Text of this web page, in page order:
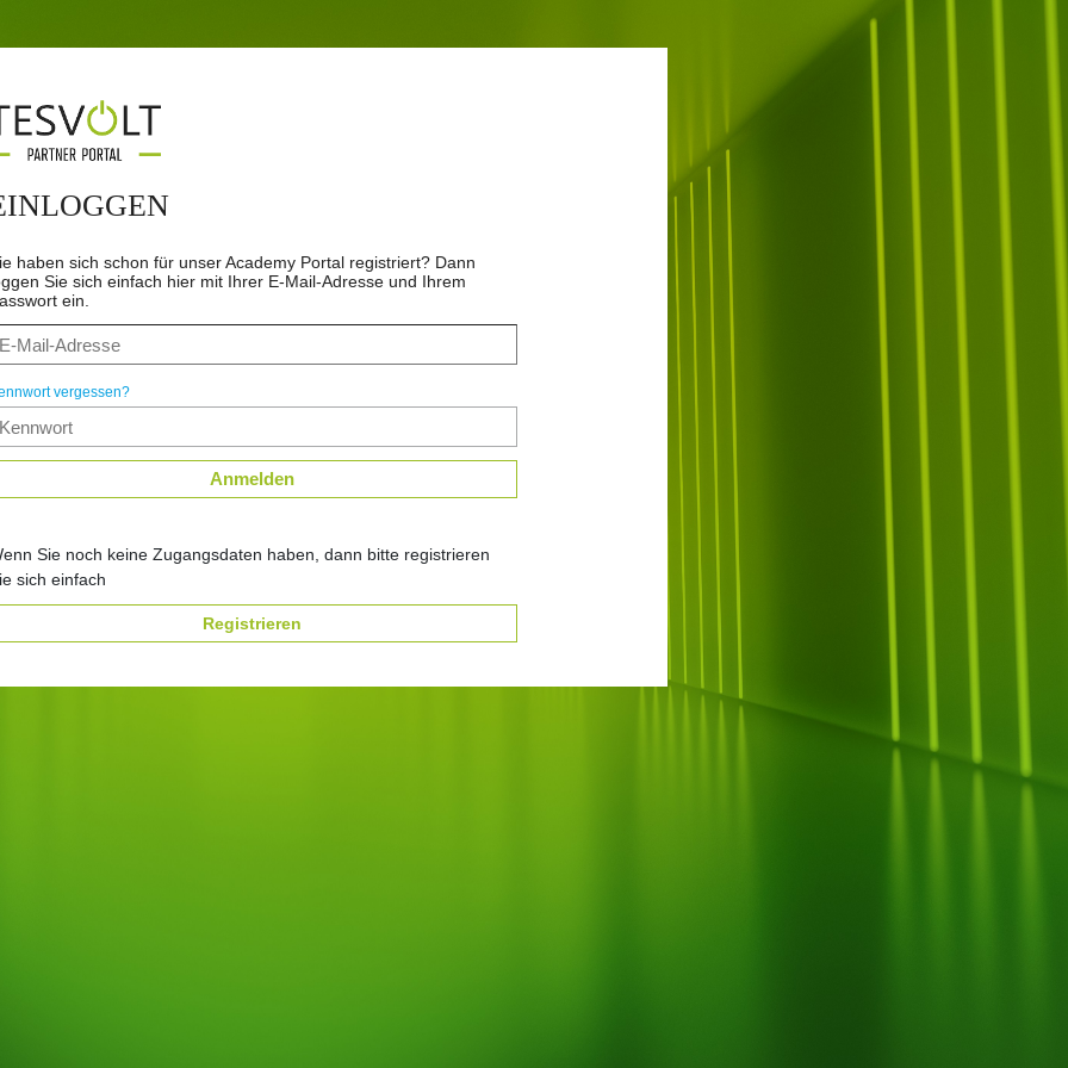
haben sich schon für unser Academy Portal registriert? Dann
Sie sich einfach hier mit Ihrer E-Mail-Adresse und Ihrem
ein.
vergessen?
Anmelden
Sie noch keine Zugangsdaten haben, dann bitte registrieren
sich einfach
Registrieren